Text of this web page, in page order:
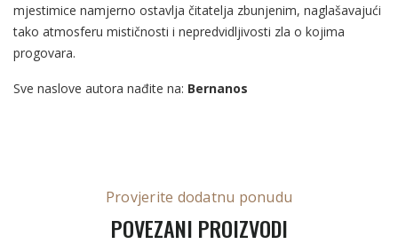
mjestimice namjerno ostavlja čitatelja zbunjenim, naglašavajući
tako atmosferu mističnosti i nepredvidljivosti zla o kojima
progovara.
Sve naslove autora nađite na: Bernanos
Provjerite dodatnu ponudu
POVEZANI PROIZVODI